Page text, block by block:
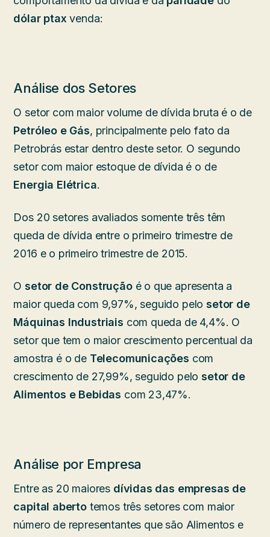
dólar ptax venda:
Análise dos Setores
O setor com maior volume de dívida bruta é o de
Petróleo e Gás, principalmente pelo fato da
Petrobrás estar dentro deste setor. O segundo
setor com maior estoque de dívida é o de
Energia Elétrica.
Dos 20 setores avaliados somente três têm
queda de dívida entre o primeiro trimestre de
2016 e o primeiro trimestre de 2015.
Osetor de Construçãoé o que apresenta a
maior queda com 9,97%, seguido pelosetor de
Máquinas Industriais com queda de 4,4%. O
setor que tem o maior crescimento percentual da
amostra é o de Telecomunicações com
crescimento de 27,99%, seguido pelosetor de
Alimentos e Bebidas com 23,47%.
Análise por Empresa
Entre as 20 maiores dívidas das empresas de
capital abertotemos três setores com maior
número de representantes que são Alimentos e